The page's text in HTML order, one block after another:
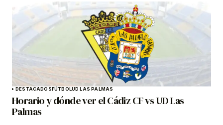
DESTACADOSFÚTBOLUD LAS PALMAS
Horario y dónde ver el Cádiz CF vs UD Las
Palmas